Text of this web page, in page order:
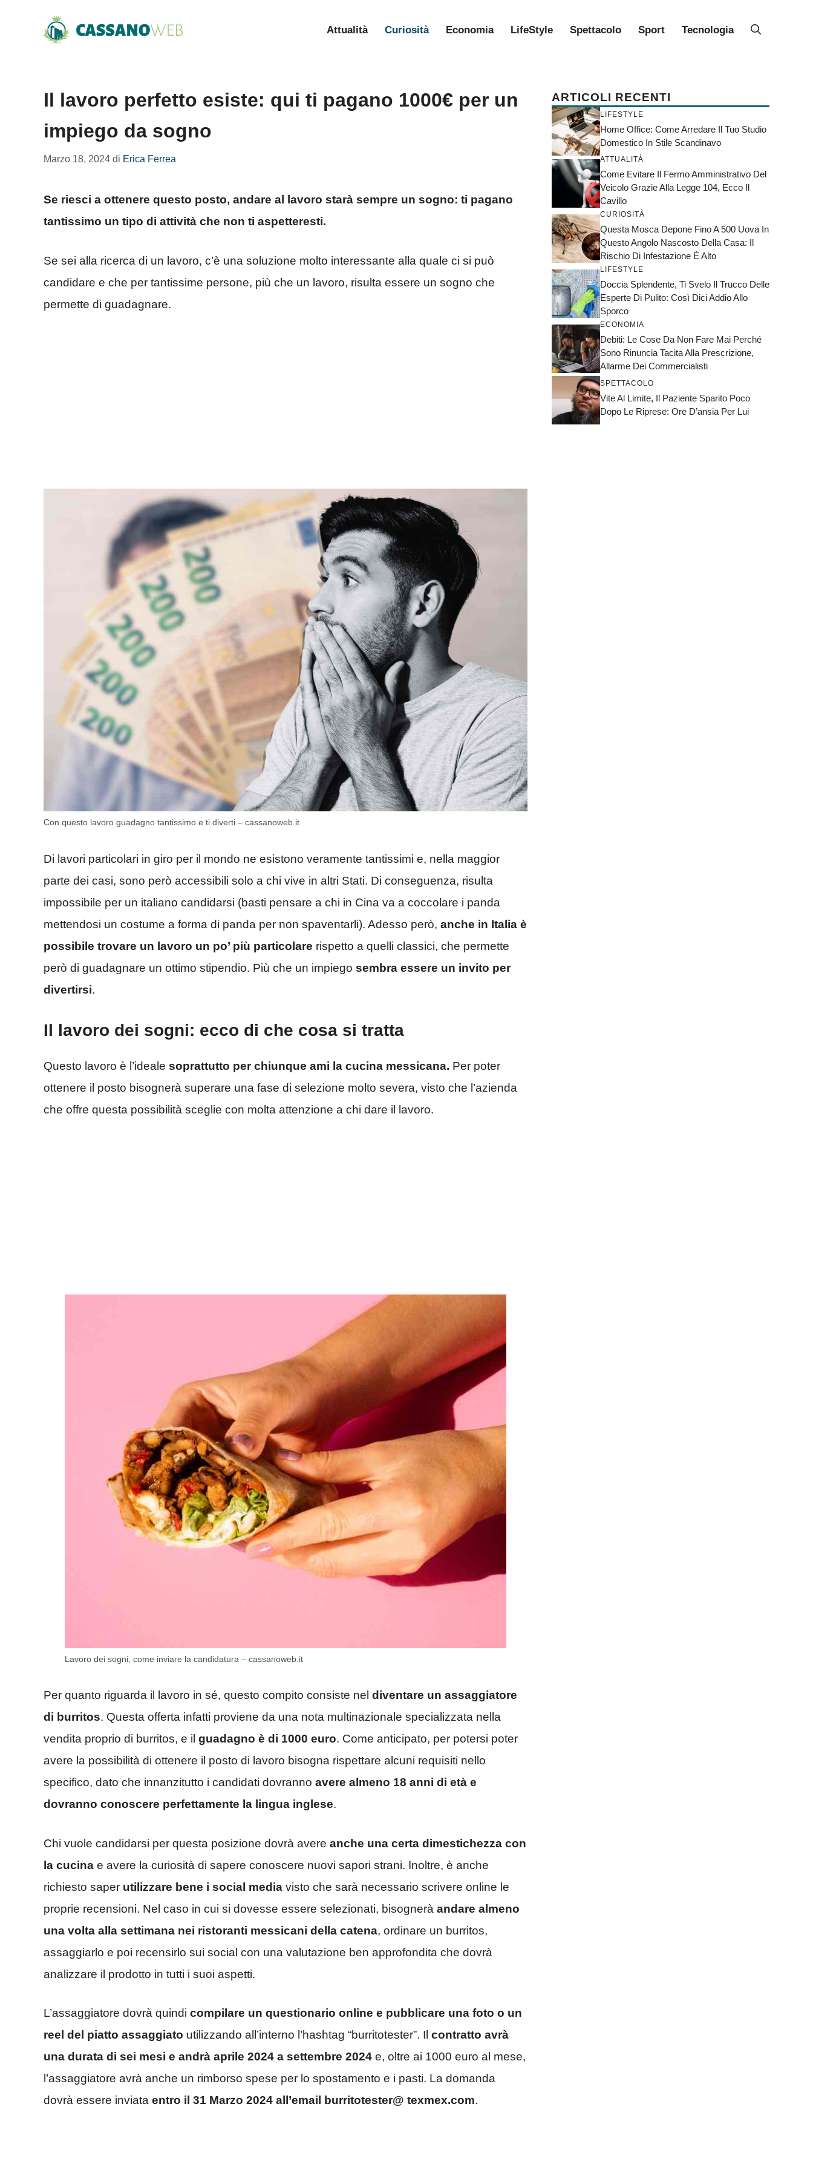
Attualità Curiosità Economia LifeStyle Spettacolo Sport Tecnologia
Il lavoro perfetto esiste: qui ti pagano 1000€ per un
impiego da sogno
Marzo 18, 2024 di Erica Ferrea
Se riesci a ottenere questo posto, andare al lavoro starà sempre un sogno: ti pagano
tantissimo un tipo di attività che non ti aspetteresti.
Se sei alla ricerca di un lavoro, c’è una soluzione molto interessante alla quale ci si può
candidare e che per tantissime persone, più che un lavoro, risulta essere un sogno che
permette di guadagnare.
Con questo lavoro guadagno tantissimo e ti diverti – cassanoweb.it
Di lavori particolari in giro per il mondo ne esistono veramente tantissimi e, nella maggior
parte dei casi, sono però accessibili solo a chi vive in altri Stati. Di conseguenza, risulta
impossibile per un italiano candidarsi (basti pensare a chi in Cina va a coccolare i panda
mettendosi un costume a forma di panda per non spaventarli). Adesso però, anche in Italia è
possibile trovare un lavoro un po’ più particolare rispetto a quelli classici, che permette
però di guadagnare un ottimo stipendio. Più che un impiego sembra essere un invito per
divertirsi.
Il lavoro dei sogni: ecco di che cosa si tratta
Questo lavoro è l’ideale soprattutto per chiunque ami la cucina messicana. Per poter
ottenere il posto bisognerà superare una fase di selezione molto severa, visto che l’azienda
che offre questa possibilità sceglie con molta attenzione a chi dare il lavoro.
Lavoro dei sogni, come inviare la candidatura – cassanoweb.it
Per quanto riguarda il lavoro in sé, questo compito consiste nel diventare un assaggiatore
di burritos. Questa offerta infatti proviene da una nota multinazionale specializzata nella
vendita proprio di burritos, e il guadagno è di 1000 euro. Come anticipato, per potersi poter
avere la possibilità di ottenere il posto di lavoro bisogna rispettare alcuni requisiti nello
specifico, dato che innanzitutto i candidati dovranno avere almeno 18 anni di età e
dovranno conoscere perfettamente la lingua inglese.
Chi vuole candidarsi per questa posizione dovrà avere anche una certa dimestichezza con
la cucina e avere la curiosità di sapere conoscere nuovi sapori strani. Inoltre, è anche
richiesto saper utilizzare bene i social media visto che sarà necessario scrivere online le
proprie recensioni. Nel caso in cui si dovesse essere selezionati, bisognerà andare almeno
una volta alla settimana nei ristoranti messicani della catena, ordinare un burritos,
assaggiarlo e poi recensirlo sui social con una valutazione ben approfondita che dovrà
analizzare il prodotto in tutti i suoi aspetti.
L’assaggiatore dovrà quindi compilare un questionario online e pubblicare una foto o un
reel del piatto assaggiato utilizzando all’interno l’hashtag “burritotester”. Il contratto avrà
una durata di sei mesi e andrà aprile 2024 a settembre 2024 e, oltre ai 1000 euro al mese,
l’assaggiatore avrà anche un rimborso spese per lo spostamento e i pasti. La domanda
dovrà essere inviata entro il 31 Marzo 2024 all’email burritotester@ texmex.com.
ARTICOLI RECENTI
LIFESTYLE
Home Office: Come Arredare Il Tuo Studio
Domestico In Stile Scandinavo
ATTUALITÀ
Come Evitare Il Fermo Amministrativo Del
Veicolo Grazie Alla Legge 104, Ecco Il
Cavillo
CURIOSITÀ
Questa Mosca Depone Fino A 500 Uova In
Questo Angolo Nascosto Della Casa: Il
Rischio Di Infestazione È Alto
LIFESTYLE
Doccia Splendente, Ti Svelo Il Trucco Delle
Esperte Di Pulito: Così Dici Addio Allo
Sporco
ECONOMIA
Debiti: Le Cose Da Non Fare Mai Perché
Sono Rinuncia Tacita Alla Prescrizione,
Allarme Dei Commercialisti
SPETTACOLO
Vite Al Limite, Il Paziente Sparito Poco
Dopo Le Riprese: Ore D’ansia Per Lui